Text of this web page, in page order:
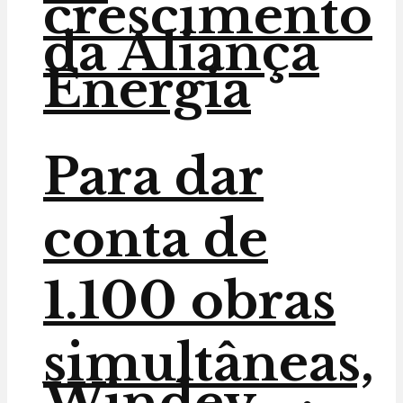
crescimento
da Aliança
Energia
Para dar
conta de
1.100 obras
simultâneas,